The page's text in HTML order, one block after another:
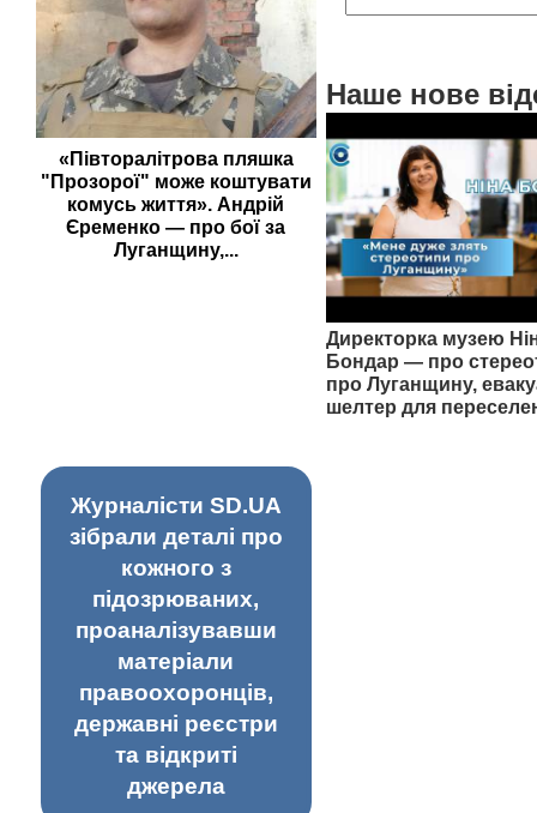
«Півторалітрова пляшка
"Прозорої" може коштувати
комусь життя». Андрій
Єременко — про бої за
Луганщину,...
Наше нове
Директорка музею
Бондар — про
про Луганщину,
шелтер для
Журналісти SD.UA
зібрали деталі про
кожного з
підозрюваних,
проаналізувавши
матеріали
правоохоронців,
державні реєстри
та відкриті
джерела